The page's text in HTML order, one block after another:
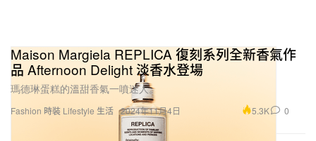
Fashion 時裝 Lifestyle 生活
Maison Margiela REPLICA 復刻系列全新香氣作
品 Afternoon Delight 淡香水登場
瑪德琳蛋糕的溫甜香氣一噴迷人。
2024年11月4日 5.3K 0